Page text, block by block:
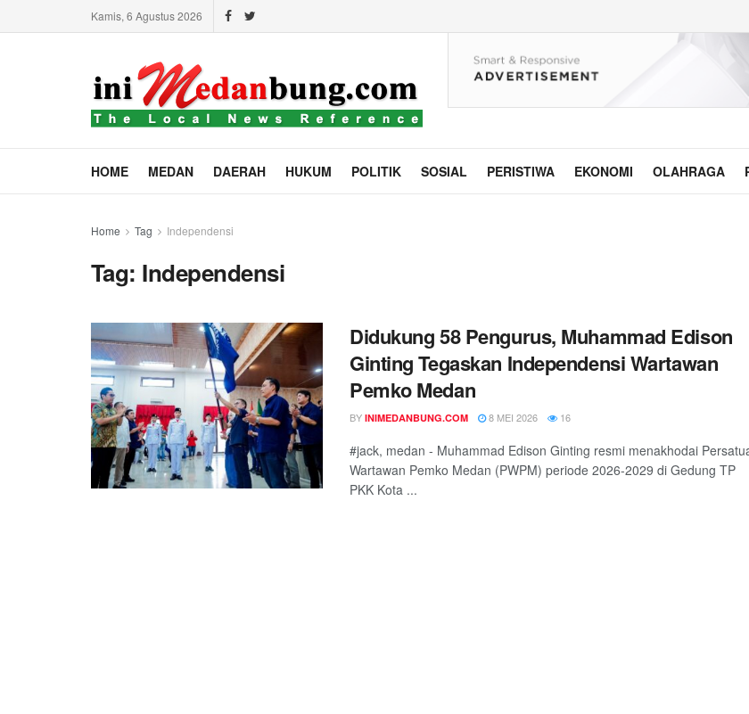
Kamis, 6 Agustus 2026
HOME MEDAN DAERAH HUKUM POLITIK SOSIAL PERISTIWA EKONOMI OLAHRAGA
Home Tag Independensi
Tag: Independensi
Didukung 58 Pengurus, Muhammad Edison
Ginting Tegaskan Independensi Wartawan
Pemko Medan
BY INIMEDANBUNG.COM 8 MEI 2026 16
#jack, medan - Muhammad Edison Ginting resmi menakhodai
Wartawan Pemko Medan (PWPM) periode 2026-2029 di Gedung TP
PKK Kota ...